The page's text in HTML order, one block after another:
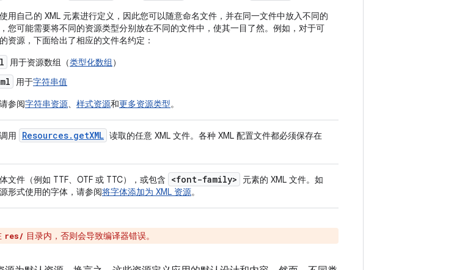
用自己的 XML 元素进行定义，因此您可以随意命名文件，并在同一文件中放入不同的
您可能需要将不同的资源类型分别放在不同的文件中，使其一目了然。例如，对于可
资源，下面给出了相应的文件名约定：
用于资源数组（类型化数组 ）
用于字符串值
参阅字符串资源、 样式资源和更多资源类型。
用 Resources. getXML 读取的任意 XML 文件。各种 XML 配置文件都必须保存在
文件（例如 TTF、OTF 或 TTC），或包含 <font-family>
元素的 XML 文件。如
形式使用的字体，请参阅将字体添加为 XML 资源。
res/ 目录内，否则会导致编译器错误。